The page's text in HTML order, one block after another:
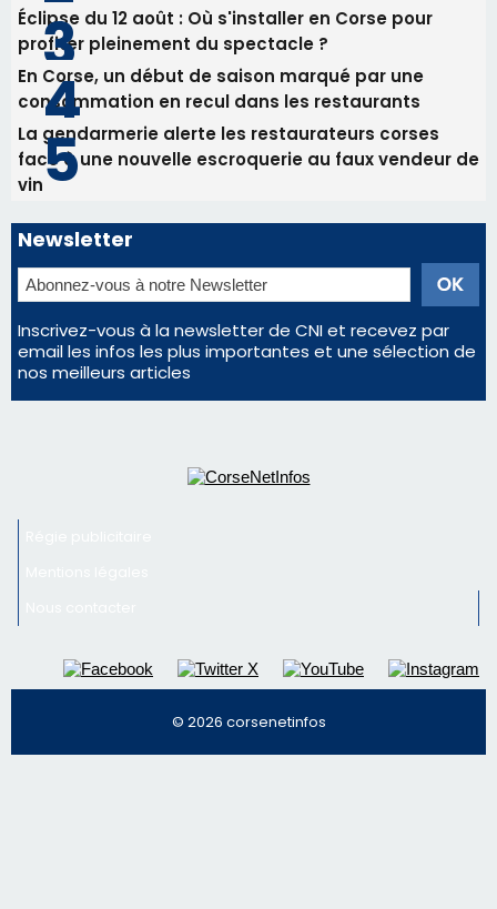
Éclipse du 12 août : Où s'installer en Corse pour
profiter pleinement du spectacle ?
En Corse, un début de saison marqué par une
consommation en recul dans les restaurants
La gendarmerie alerte les restaurateurs corses
face à une nouvelle escroquerie au faux vendeur de
vin
Newsletter
Inscrivez-vous à la newsletter de CNI et recevez par
email les infos les plus importantes et une sélection de
nos meilleurs articles
© 2026 corsenetinfos